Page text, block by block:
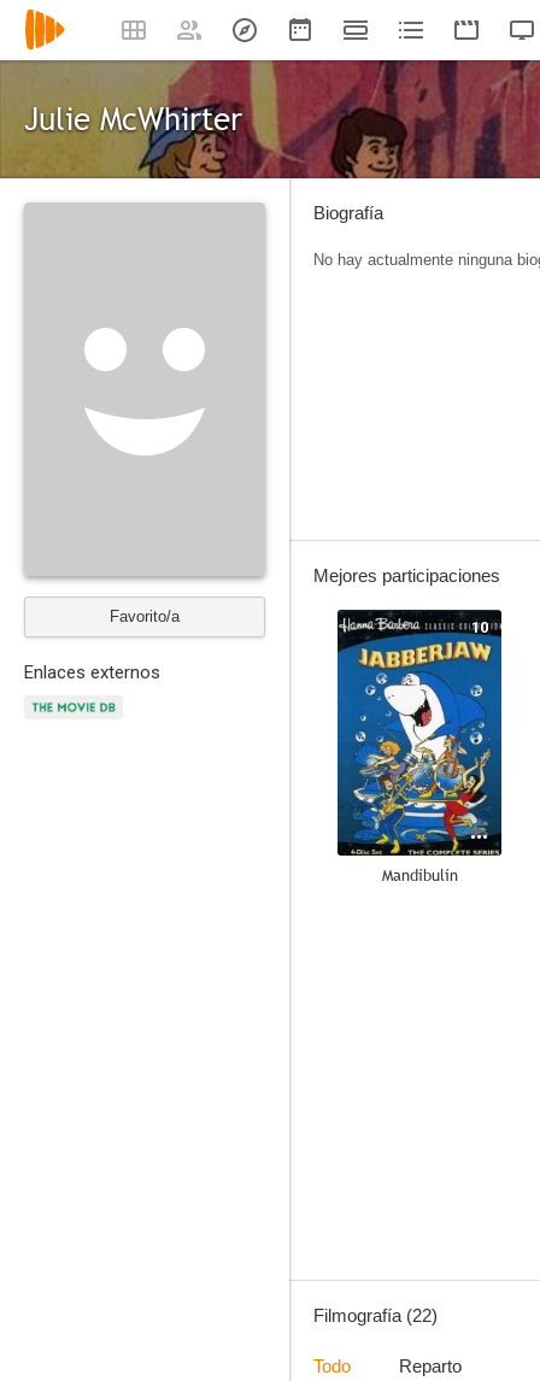
Julie McWhirter
Favorito/a
Enlaces externos
Biografía
No hay actualmente ninguna
Mejores participaciones
10
Mandibulín
Filmografía (22)
Todo Reparto